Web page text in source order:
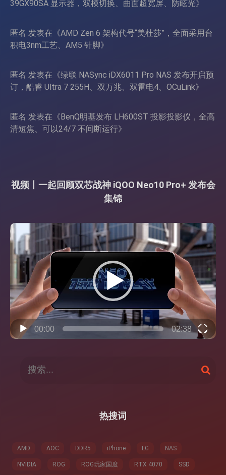
39GX90SA 显示器，双模切换、曲面超宽屏、防眩光》
匿名 发表在《AMD Zen 6 架构代号“美杜莎”，全面采用台
积电3nm工艺、AM5 针脚》
匿名 发表在《绿联 NASync iDX6011 Pro NAS 发布开启预
订，酷睿 Ultra 7 255H、双万兆、双雷电4、OCuLink》
匿名 发表在《 BenQ明基发布 LH600ST 投影投影仪，全高
清短焦、可以24/7 不间断运行》
视频丨一起回顾双芯战神 iQOO Neo10 Pro+ 发布会
集锦
视
频
播
放
器
00:00 02:38
搜
索
热搜词
AMD AOC DDR5 iPhone LG NAS
NVIDIA ROG ROG玩家国度 RTX 4070 SSD